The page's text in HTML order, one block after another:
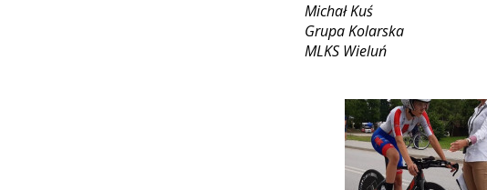
Michał Kuś
Grupa Kolarska
MLKS Wieluń